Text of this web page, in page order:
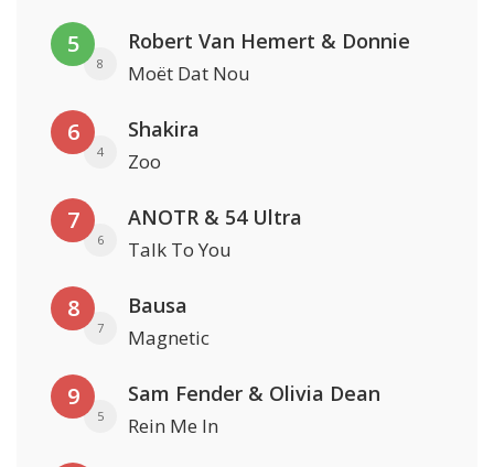
5
8
Robert Van Hemert & Donnie
Moët Dat Nou
6
4
Shakira
Zoo
7
6
ANOTR & 54 Ultra
Talk To You
8
7
Bausa
Magnetic
9
5
Sam Fender & Olivia Dean
Rein Me In